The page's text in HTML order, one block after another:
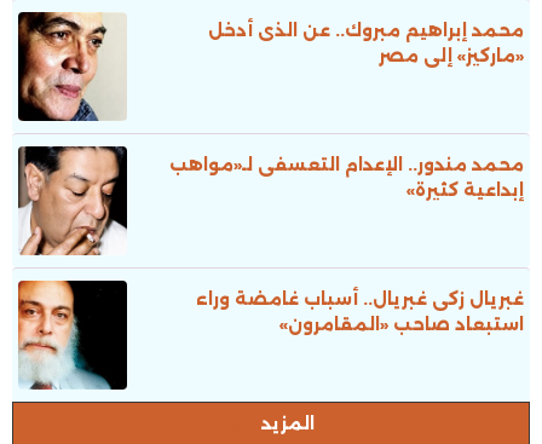
محمد إبراهيم مبروك.. عن الذى أدخل
«ماركيز» إلى مصر
محمد مندور.. الإعدام التعسفى لـ«مواهب
إبداعية كثيرة»
غبريال زكى غبريال.. أسباب غامضة وراء
استبعاد صاحب «المقامرون»
المزيد